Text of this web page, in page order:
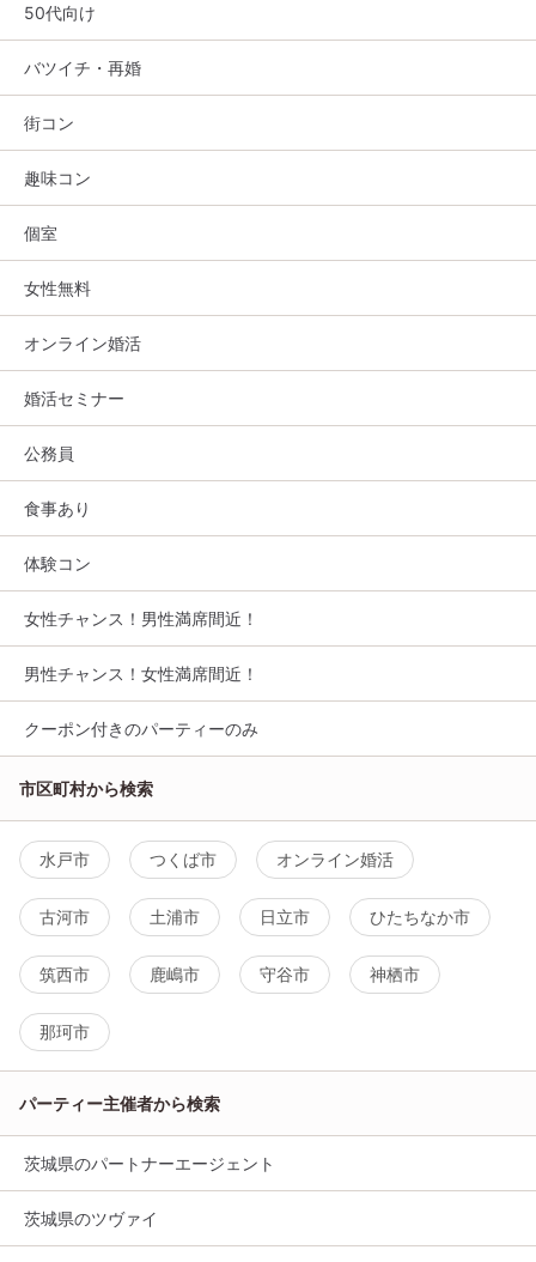
50代向け
バツイチ・再婚
街コン
趣味コン
個室
女性無料
オンライン婚活
婚活セミナー
公務員
食事あり
体験コン
女性チャンス！男性満席間近！
男性チャンス！女性満席間近！
クーポン付きのパーティーのみ
市区町村から検索
水戸市 つくば市 オンライン婚活
古河市 土浦市 日立市 ひたちなか市
筑西市 鹿嶋市 守谷市 神栖市
那珂市
パーティー主催者から検索
茨城県のパートナーエージェント
茨城県のツヴァイ